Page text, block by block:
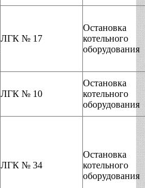
ЛГК № 17
Остановка
котельного
оборудования
ЛГК № 10
Остановка
котельного
оборудования
ЛГК № 34
Остановка
котельного
оборудования